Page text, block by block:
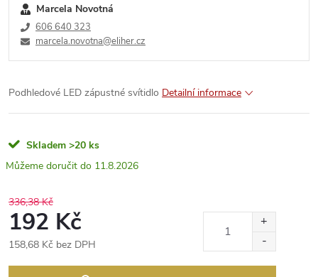
Marcela Novotná
606 640 323
marcela.novotna@eliher.cz
Podhledové LED zápustné svítidlo Detailní informace
Skladem >20 ks
11.8.2026
336,38 Kč
192 Kč
158,68 Kč bez DPH